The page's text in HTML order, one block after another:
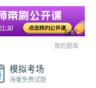
广告
我的题库
模拟考场
海量免费试题